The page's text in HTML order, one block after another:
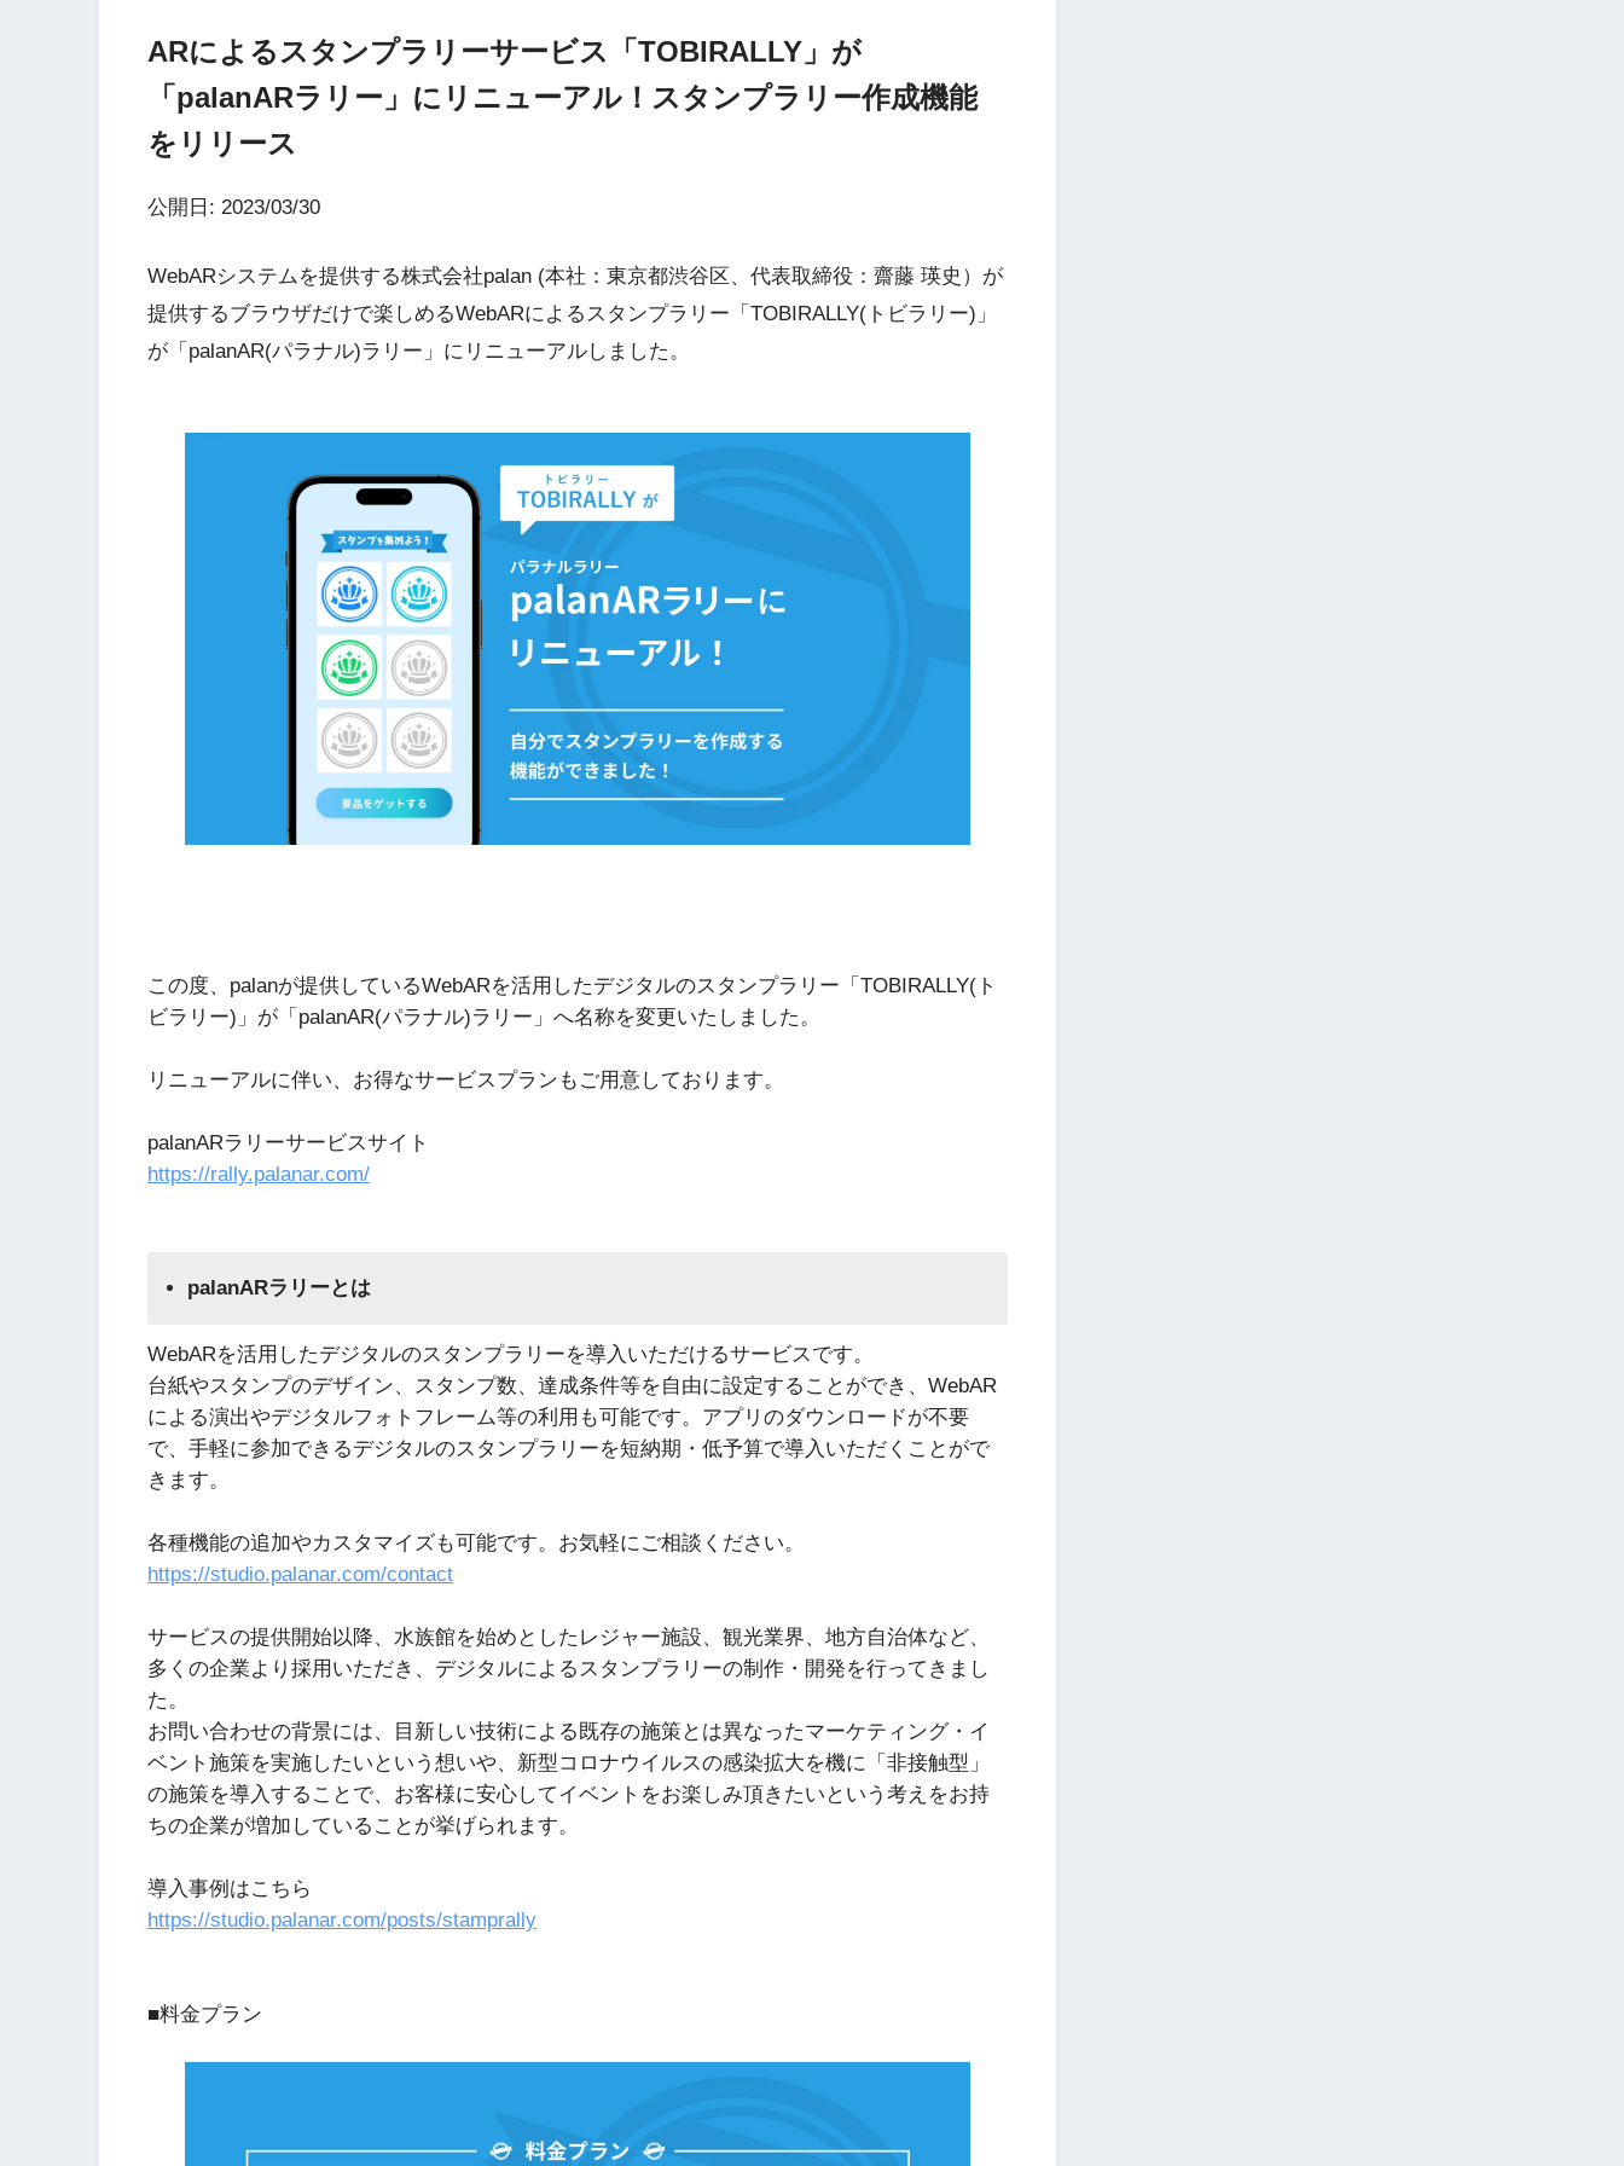
ARによるスタンプラリーサービス「TOBIRALLY」が
「palanARラリー」にリニューアル！スタンプラリー作成機能
をリリース
公開日: 2023/03/30
WebARシステムを提供する株式会社palan (本社：東京都渋谷区、代表取締役：齋藤 瑛史）が
提供するブラウザだけで楽しめるWebARによるスタンプラリー「TOBIRALLY(トビラリー)」
が「palanAR(パラナル)ラリー」にリニューアルしました。
この度、palanが提供しているWebARを活用したデジタルのスタンプラリー「TOBIRALLY(ト
ビラリー)」が「palanAR(パラナル)ラリー」へ名称を変更いたしました。
リニューアルに伴い、お得なサービスプランもご用意しております。
palanARラリーサービスサイト
https://rally.palanar.com/
palanARラリーとは
WebARを活用したデジタルのスタンプラリーを導入いただけるサービスです。
台紙やスタンプのデザイン、スタンプ数、達成条件等を自由に設定することができ、WebAR
による演出やデジタルフォトフレーム等の利用も可能です。アプリのダウンロードが不要
で、手軽に参加できるデジタルのスタンプラリーを短納期・低予算で導入いただくことがで
きます。
各種機能の追加やカスタマイズも可能です。お気軽にご相談ください。
https://studio.palanar.com/contact
サービスの提供開始以降、水族館を始めとしたレジャー施設、観光業界、地方自治体など、
多くの企業より採用いただき、デジタルによるスタンプラリーの制作・開発を行ってきまし
た。
お問い合わせの背景には、目新しい技術による既存の施策とは異なったマーケティング・イ
ベント施策を実施したいという想いや、新型コロナウイルスの感染拡大を機に「非接触型」
の施策を導入することで、お客様に安心してイベントをお楽しみ頂きたいという考えをお持
ちの企業が増加していることが挙げられます。
導入事例はこちら
https://studio.palanar.com/posts/stamprally
■料金プラン